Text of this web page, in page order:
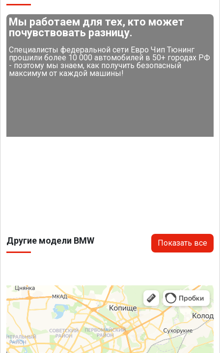
Мы работаем для тех, кто может
почувствовать разницу.
Специалисты федеральной сети Евро Чип Тюнинг
прошили более 10 000 автомобилей в 50+ городах РФ
- поэтому мы знаем, как получить безопасный
максимум от каждой машины!
Другие модели BMW Показать все